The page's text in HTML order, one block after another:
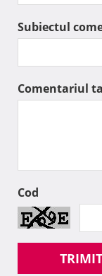
Subiectul
Comentariul
Cod